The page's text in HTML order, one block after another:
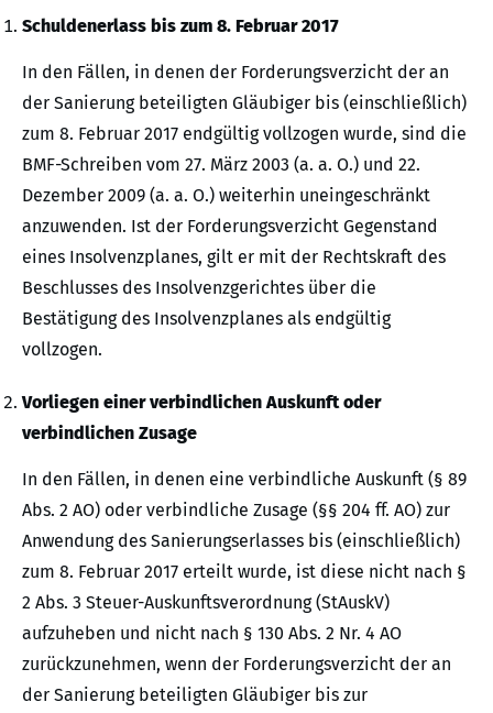
Schuldenerlass bis zum 8. Februar 2017
In den Fällen, in denen der Forderungsverzicht der an
der Sanierung beteiligten Gläubiger bis (einschließlich)
zum 8. Februar 2017 endgültig vollzogen wurde, sind die
BMF-Schreiben vom 27. März 2003 (a. a. O.) und 22.
Dezember 2009 (a. a. O.) weiterhin uneingeschränkt
anzuwenden. Ist der Forderungsverzicht Gegenstand
eines Insolvenzplanes, gilt er mit der Rechtskraft des
Beschlusses des Insolvenzgerichtes über die
Bestätigung des Insolvenzplanes als endgültig
vollzogen.
Vorliegen einer verbindlichen Auskunft oder
verbindlichen Zusage
In den Fällen, in denen eine verbindliche Auskunft (§ 89
Abs. 2 AO) oder verbindliche Zusage (§§ 204 ff. AO) zur
Anwendung des Sanierungserlasses bis (einschließlich)
zum 8. Februar 2017 erteilt wurde, ist diese nicht nach §
2 Abs. 3 Steuer-Auskunftsverordnung (StAuskV)
aufzuheben und nicht nach § 130 Abs. 2 Nr. 4 AO
zurückzunehmen, wenn der Forderungsverzicht der an
der Sanierung beteiligten Gläubiger bis zur